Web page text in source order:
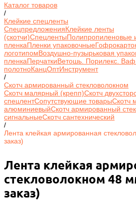
Каталог товаров
/
Клейкие спецленты
СпецпредложенияКлейкие ленты
(скотчи)СпецлентыПолипропиленовые
пленкаПленки упаковочные
логотипомВоздушно-пузырьковая
пленкаПерчаткиВетошь. Порилекс. Ваф.
полотноКанцОптИнструмент
/
Скотч армированный стекловолокном
Скотч малярный (крепп)Скотч
спецлентСопутствующие товарыСкотч
алюминиевыйСкотч армированный
сигнальныеСкотч сантехнический
/
Лента клейкая армированная
заказ)
Лента клейкая
стекловолокном 48
заказ)